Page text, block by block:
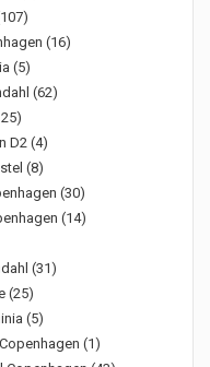
(16)
(5)
(62)
D2 (4)
(8)
(30)
(14)
(31)
(25)
(5)
(1)